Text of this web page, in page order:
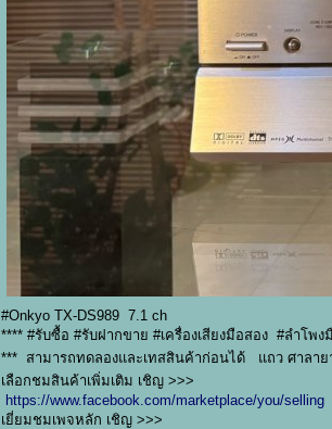
#Onkyo TX-DS989 7.1 ch
**** #รับซื้อ #รับฝากขาย #เครื่องเสียงมือสอง #ลำโ
*** สามารถทดลองและเทสสินค้าก่อนได้ แถว ศาลาย
เลือกชมสินค้าเพิ่มเติม เชิญ >>>
https://www.facebook.com/marketplace/you/selling
เยี่ยมชมเพจหลัก เชิญ >>>